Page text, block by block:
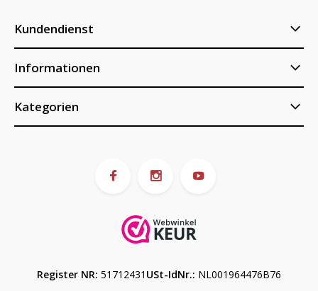
Kundendienst
Informationen
Kategorien
Register NR: 51712431 USt-IdNr.: NL001964476B76